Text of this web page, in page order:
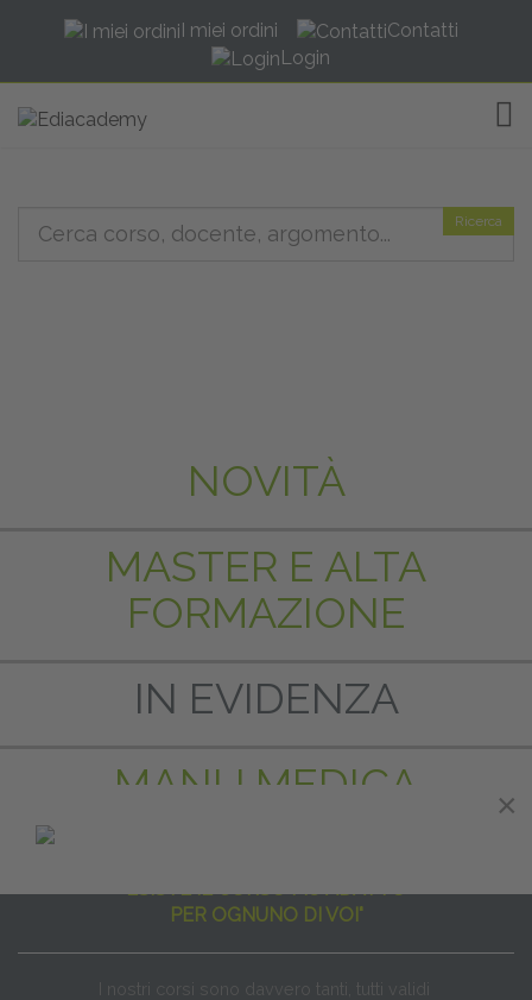
I miei ordini
Contatti
Login
Ricerca
NOVITÀ
MASTER E ALTA
FORMAZIONE
IN EVIDENZA
MANU MEDICA
PER OGNUNO DI VOI"
I nostri corsi sono davvero tanti, tutti validi
×